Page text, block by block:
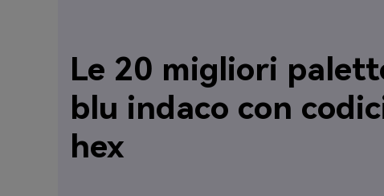
Le 20 migliori
blu indaco con
hex